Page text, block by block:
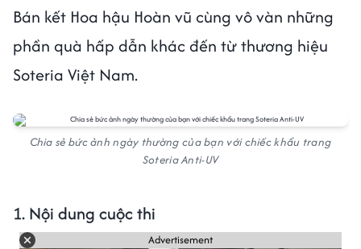
Bán kết Hoa hậu Hoàn vũ cùng vô vàn những
phần quà hấp dẫn khác đến từ thương hiệu
Soteria Việt Nam.
Chia sẻ bức ảnh ngày thường của bạn với chiếc khẩu trang
Soteria Anti-UV
1. Nội dung cuộc thi
Advertisement